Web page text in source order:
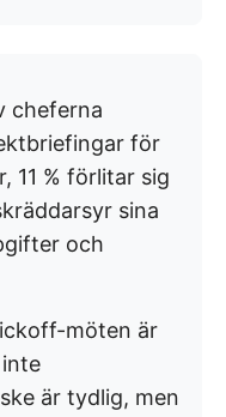
cheferna
för
11 % förlitar sig
sina
och
möten är
är tydlig, men